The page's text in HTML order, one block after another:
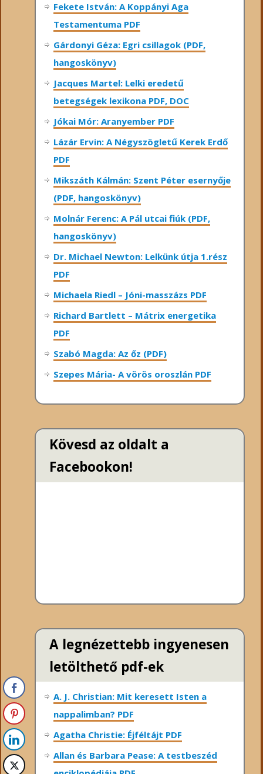
Fekete István: A Koppányi Aga
Testamentuma PDF
Gárdonyi Géza: Egri csillagok (PDF,
hangoskönyv)
Jacques Martel: Lelki eredetű
betegségek lexikona PDF, DOC
Jókai Mór: Aranyember PDF
Lázár Ervin: A Négyszögletű Kerek Erdő
PDF
Mikszáth Kálmán: Szent Péter esernyője
(PDF, hangoskönyv)
Molnár Ferenc: A Pál utcai fiúk (PDF,
hangoskönyv)
Dr. Michael Newton: Lelkünk útja 1.rész
PDF
Michaela Riedl – Jóni-masszázs PDF
Richard Bartlett – Mátrix energetika
PDF
Szabó Magda: Az őz (PDF)
Szepes Mária- A vörös oroszlán PDF
Kövesd az oldalt a
Facebookon!
A legnézettebb ingyenesen
letölthető pdf-ek
A. J. Christian: Mit keresett Isten a
nappalimban? PDF
Agatha Christie: Éjféltájt PDF
Allan és Barbara Pease: A testbeszéd